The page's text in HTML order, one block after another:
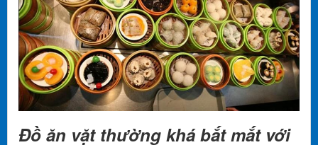
Đồ ăn vặt thường khá bắt mắt với